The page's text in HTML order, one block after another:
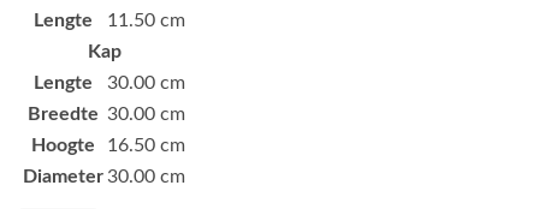
Lengte
11.50 cm
Kap
Lengte
30.00 cm
Breedte 30.00 cm
Hoogte
16.50 cm
Diameter 30.00 cm